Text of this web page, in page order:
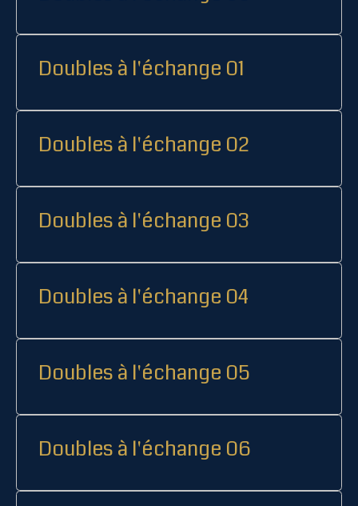
Doubles à l'échange 01
Doubles à l'échange 02
Doubles à l'échange 03
Doubles à l'échange 04
Doubles à l'échange 05
Doubles à l'échange 06